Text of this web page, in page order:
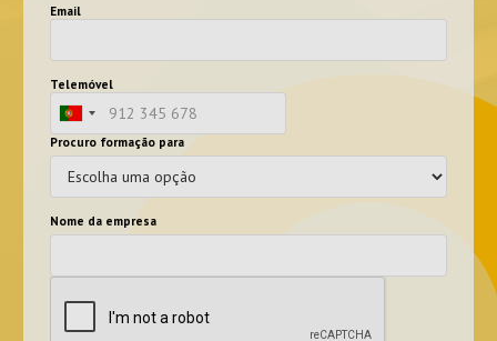
Email
Telemóvel
Procuro formação para
Nome da empresa